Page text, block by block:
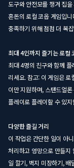
도구와 안전모를 챙겨 집
혼돈의 로컬 코옵 게임입
충족하기 위해 점점 더 복
최대 4인까지 즐기는 로컬
최대 4명의 친구와 함께
리세요. 참고: 이 게임은
이만 지원하며, 스탠드얼
플레이로 플레이할 수 있
다양한 즐길 거리
이 작업은 간단한 일이 아
처리하고 엉망으로 만들지
일 깔기, 벽지 미장하기,